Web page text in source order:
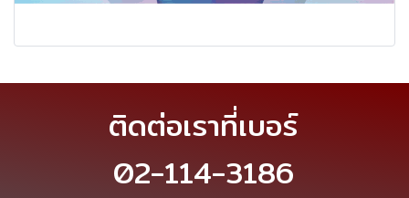
ติดต่อเราที่เบอร์
02-114-3186